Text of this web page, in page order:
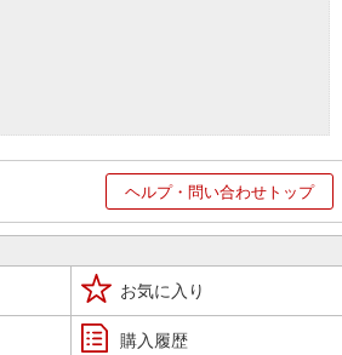
ヘルプ・問い合わせトップ
お気に入り
購入履歴